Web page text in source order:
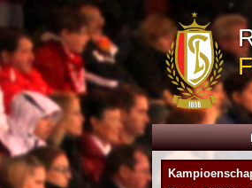
18/10/2014
06/12/2014
07/03/2015
16/03/2015
28/03/2015
15/04/2015
25/04/2015
01/05/2015
14/05/2015
17/05/2015